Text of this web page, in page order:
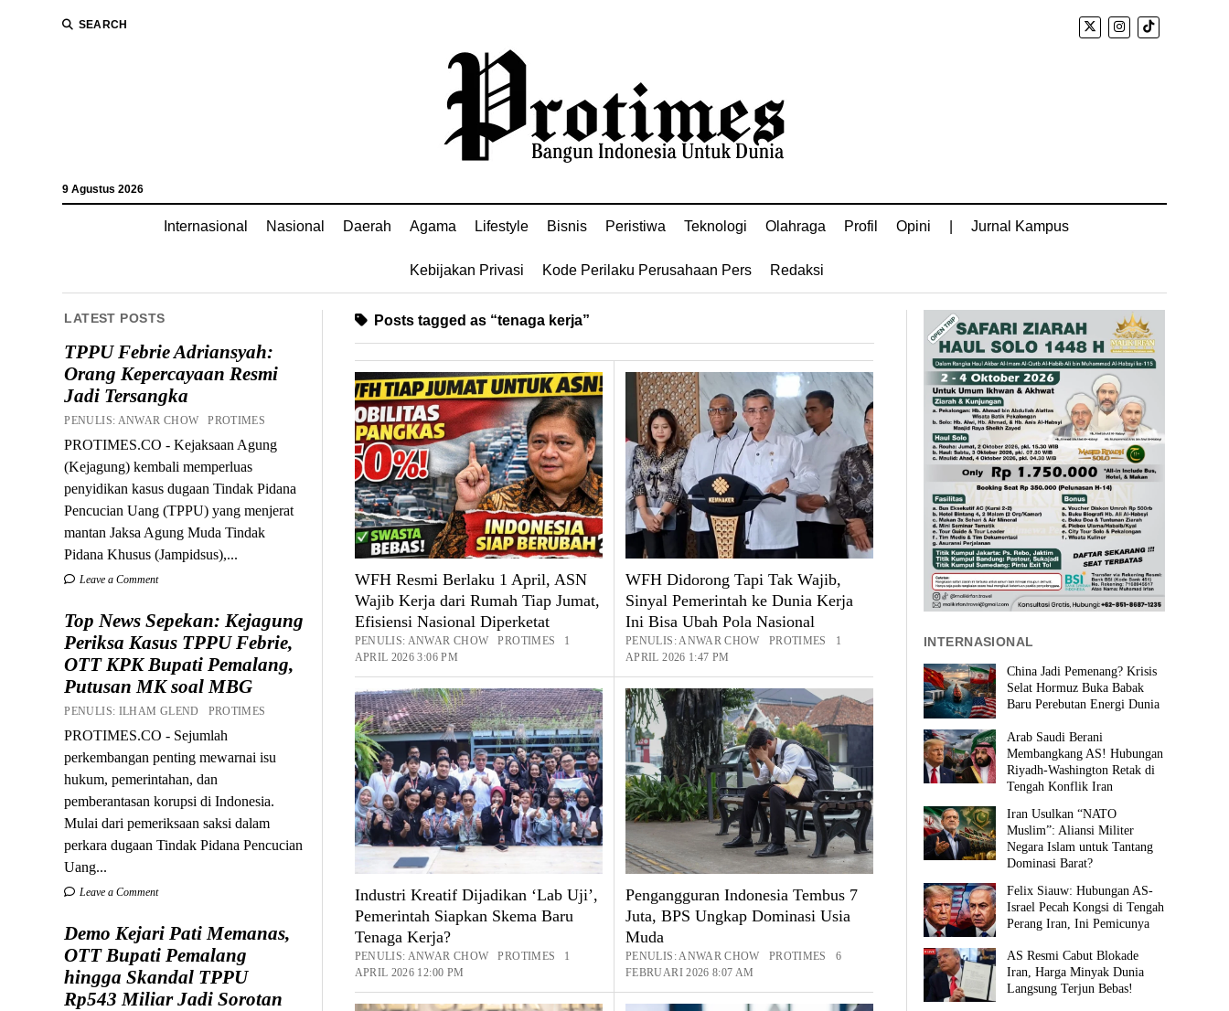
SEARCH
9 Agustus 2026
Internasional Nasional Daerah Agama Lifestyle Bisnis Peristiwa Teknologi Olahraga Profil Opini Jurnal Kampus
Kebijakan Privasi Kode Perilaku Perusahaan Pers Redaksi
LATEST POSTS
TPPU Febrie Adriansyah:
Orang Kepercayaan Resmi
Jadi Tersangka
PENULIS: ANWAR CHOW PROTIMES
PROTIMES.CO - Kejaksaan Agung
(Kejagung) kembali memperluas
penyidikan kasus dugaan Tindak Pidana
Pencucian Uang (TPPU) yang menjerat
mantan Jaksa Agung Muda Tindak
Pidana Khusus (Jampidsus),...
Leave a Comment
Top News Sepekan: Kejagung
Periksa Kasus TPPU Febrie,
OTT KPK Bupati Pemalang,
Putusan MK soal MBG
PENULIS: ILHAM GLEND PROTIMES
PROTIMES.CO - Sejumlah
perkembangan penting mewarnai isu
hukum, pemerintahan, dan
pemberantasan korupsi di Indonesia.
Mulai dari pemeriksaan saksi dalam
perkara dugaan Tindak Pidana Pencucian
Uang...
Leave a Comment
Demo Kejari Pati Memanas,
OTT Bupati Pemalang
hingga Skandal TPPU
Rp543 Miliar Jadi Sorotan
Posts tagged as “tenaga kerja”
WFH Resmi Berlaku 1 April, ASN
Wajib Kerja dari Rumah Tiap Jumat,
Efisiensi Nasional Diperketat
PENULIS: ANWAR CHOW PROTIMES 1
APRIL 2026 3:06 PM
WFH Didorong Tapi Tak Wajib,
Sinyal Pemerintah ke Dunia Kerja
Ini Bisa Ubah Pola Nasional
PENULIS: ANWAR CHOW PROTIMES 1
APRIL 2026 1:47 PM
Industri Kreatif Dijadikan ‘Lab Uji’,
Pemerintah Siapkan Skema Baru
Tenaga Kerja?
PENULIS: ANWAR CHOW PROTIMES 1
APRIL 2026 12:00 PM
Pengangguran Indonesia Tembus 7
Juta, BPS Ungkap Dominasi Usia
Muda
PENULIS: ANWAR CHOW PROTIMES 6
FEBRUARI 2026 8:07 AM
INTERNASIONAL
China Jadi Pemenang? Krisis
Selat Hormuz Buka Babak
Baru Perebutan Energi Dunia
Arab Saudi Berani
Membangkang AS! Hubungan
Riyadh-Washington Retak di
Tengah Konflik Iran
Iran Usulkan “NATO
Muslim”: Aliansi Militer
Negara Islam untuk Tantang
Dominasi Barat?
Felix Siauw: Hubungan AS-
Israel Pecah Kongsi di Tengah
Perang Iran, Ini Pemicunya
AS Resmi Cabut Blokade
Iran, Harga Minyak Dunia
Langsung Terjun Bebas!